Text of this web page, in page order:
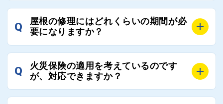
れる必要はございませんので、いつでもお気軽にご相
談ください。
工事業者にもよりますが、おおよそ現地調査後3日～1
週間前後にはお届けできます。
ご連絡いただき、屋根コネクトから直ちに紹介の工事
業者へ状況確認の連絡をし、即時対応するよう指示を
いたしますので、お気軽にお申し付けください。
Q
屋根の修理にはどれくらいの期間が必
要になりますか？
工事業者の状況や屋根の状態、工事の内容、天候によ
って工事期間は変わりますが、目安としては、おおよ
そ3日～6日となります。
また、急ぎの場合などは屋根コネクトとしても全面的
Q
火災保険の適用を考えているのです
が、対応できますか？